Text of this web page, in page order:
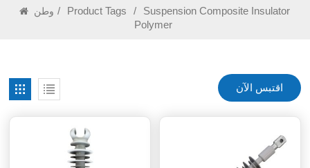
وطن / Product Tags /
Suspension Composite Insulator
Polymer
اقتبس الآن